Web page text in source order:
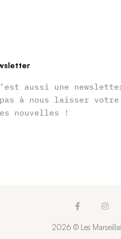
aussi une
à nous laisser votre
nouvelles !
F
a
e
I
n
t
2026 © Les